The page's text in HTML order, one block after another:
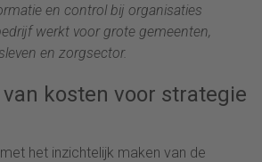
en control bij organisaties
werkt voor grote gemeenten,
en zorgsector.
kosten voor strategie
het inzichtelijk maken van de